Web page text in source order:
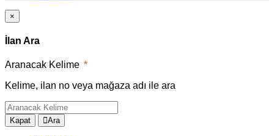
×
İlan Ara
Aranacak Kelime *
Kelime, ilan no veya mağaza adı ile ara
Kapat Ara